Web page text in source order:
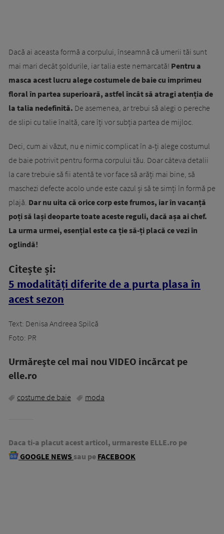
Dacă ai aceasta formă a corpului, înseamnă că umerii tăi sunt
mai mari decât șoldurile, iar talia este nemarcată! Pentru a
masca acest lucru alege costumele de baie cu imprimeu
floral în partea superioară, astfel încât să atragi atenția de
la talia nedefinită. De asemenea, ar trebui să alegi o pereche
de slipi cu talie înaltă, care îți vor subția partea de mijloc.
Deci, cum ai văzut, nu e nimic complicat în a-ți alege costumul
de baie potrivit pentru forma corpului tău. Doar câteva detalii
la care trebuie să fii atentă te vor face să arăți mai bine, să
maschezi defecte acolo unde este cazul și să te simți în formă pe
plajă. Dar nu uita că orice corp este frumos, iar în vacanță
poți să lași deoparte toate aceste reguli, dacă așa ai chef.
La urma urmei, esențial este ca ție să-ți placă ce vezi în
oglindă!
Citește și:
5 modalități diferite de a purta plasa în
acest sezon
Text: Denisa Andreea Spilcă
Foto: PR
Urmăreşte cel mai nou VIDEO incărcat pe
elle.ro
costume de baie moda
Daca ti-a placut acest articol, urmareste ELLE.ro pe
GOOGLE NEWS sau pe FACEBOOK